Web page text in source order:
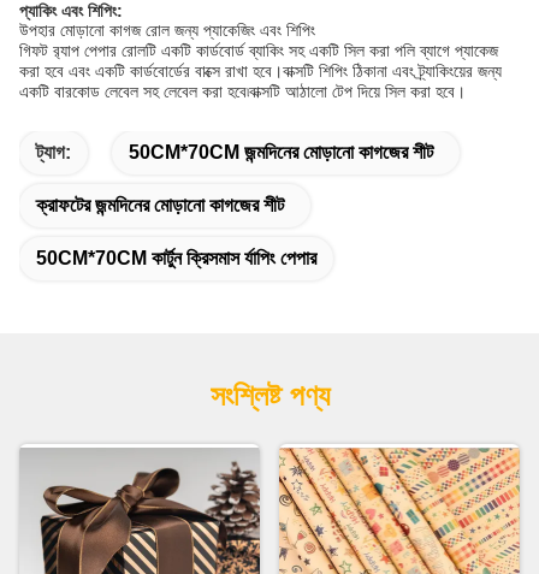
প্যাকিং এবং শিপিং:
উপহার মোড়ানো কাগজ রোল জন্য প্যাকেজিং এবং শিপিং
গিফট র‍্যাপ পেপার রোলটি একটি কার্ডবোর্ড ব্যাকিং সহ একটি সিল করা পলি ব্যাগে প্যাকেজ
করা হবে এবং একটি কার্ডবোর্ডের বাক্সে রাখা হবে।বাক্সটি শিপিং ঠিকানা এবং ট্র্যাকিংয়ের জন্য
একটি বারকোড লেবেল সহ লেবেল করা হবে৷বাক্সটি আঠালো টেপ দিয়ে সিল করা হবে।
ট্যাগ: 50CM*70CM জন্মদিনের মোড়ানো কাগজের শীট
ক্রাফটের জন্মদিনের মোড়ানো কাগজের শীট
50CM*70CM কার্টুন ক্রিসমাস র্যাপিং পেপার
সংশ্লিষ্ট পণ্য